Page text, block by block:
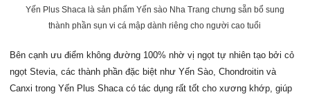
Yến Plus Shaca là sản phẩm Yến sào Nha Trang chưng sẵn bổ sung
thành phần sụn vi cá mập dành riêng cho người cao tuổi
Bên cạnh ưu điểm không đường 100% nhờ vị ngọt tự nhiên tạo bởi cỏ
ngọt Stevia, các thành phần đặc biệt như Yến Sào, Chondroitin và
Canxi trong Yến Plus Shaca có tác dụng rất tốt cho xương khớp, giúp